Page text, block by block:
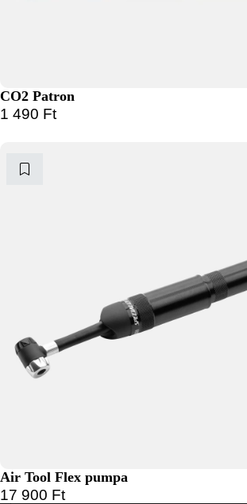
CO2 Patron
1 490 Ft
Air Tool Flex pumpa
17 900 Ft